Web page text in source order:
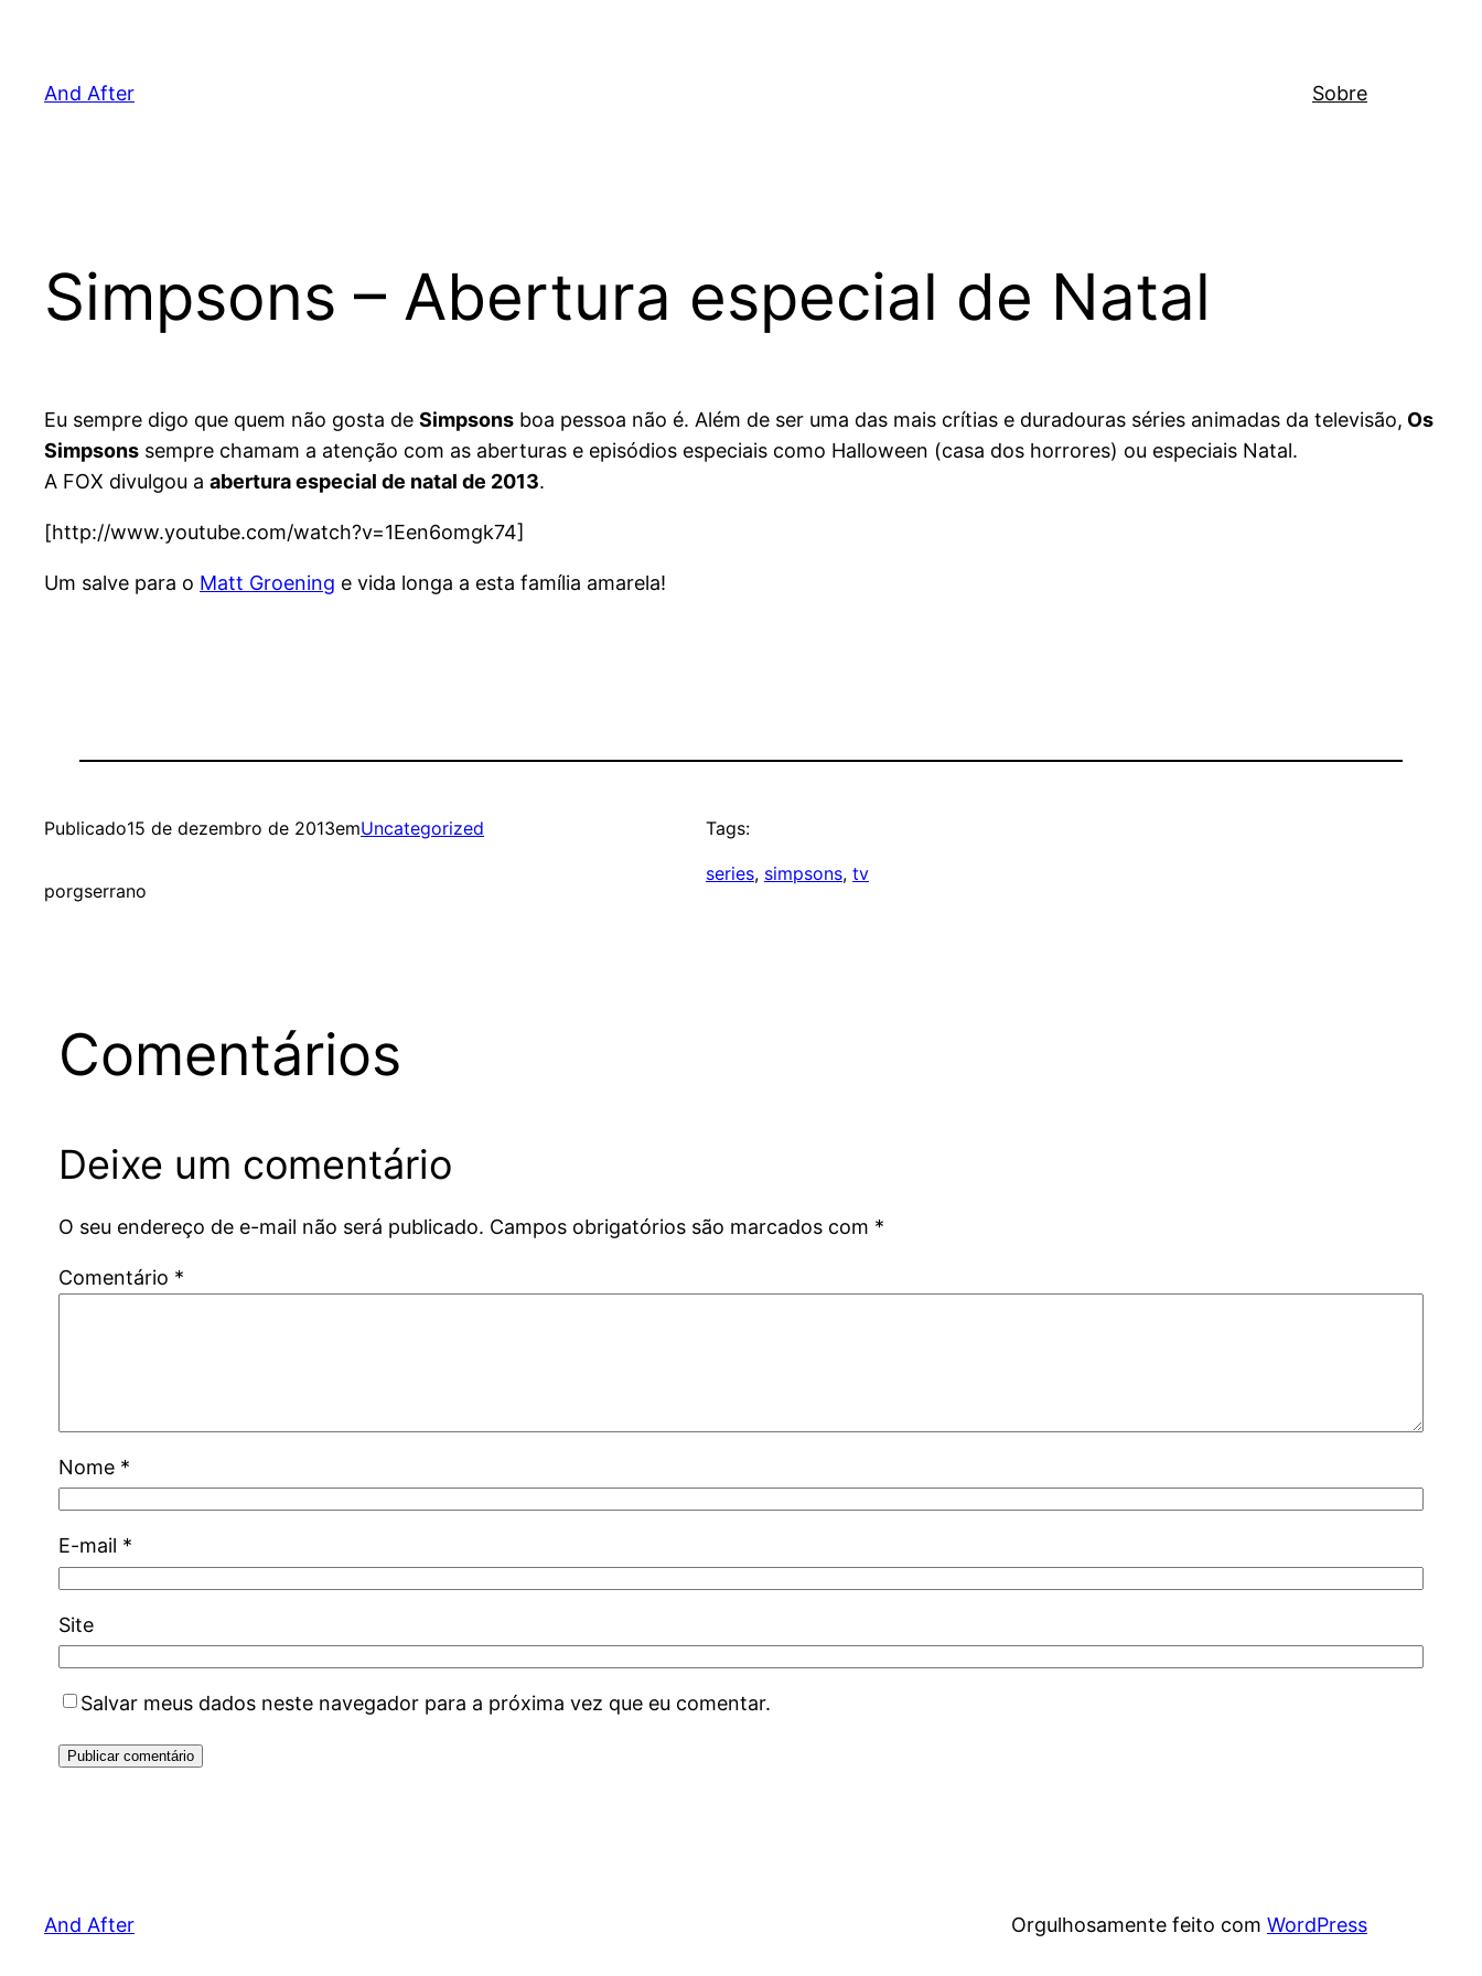
And After Sobre
Simpsons – Abertura especial de Natal
Eu sempre digo que quem não gosta de Simpsons boa pessoa não é. Além de ser uma das mais crítias e duradouras séries animadas da televisão, Os
Simpsons sempre chamam a atenção com as aberturas e episódios especiais como Halloween (casa dos horrores) ou especiais Natal.
A FOX divulgou a abertura especial de natal de 2013.
[http://www.youtube.com/watch?v=1Een6omgk74]
Um salve para o Matt Groening e vida longa a esta família amarela!
Publicado15 de dezembro de 2013emUncategorized
porgserrano
Tags:
series, simpsons, tv
Comentários
Deixe um comentário
O seu endereço de e-mail não será publicado. Campos obrigatórios são marcados com *
Comentário *
Nome *
E-mail *
Site
Salvar meus dados neste navegador para a próxima vez que eu comentar.
And After Orgulhosamente feito com WordPress